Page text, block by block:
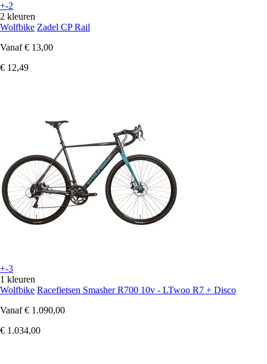
+-2
2 kleuren
Wolfbike Zadel CP Rail
Vanaf € 13,00
€ 12,49
+-3
1 kleuren
Wolfbike Racefietsen Smasher R700 10v - LTwoo R7 + Disco
Vanaf € 1.090,00
€ 1.034,00